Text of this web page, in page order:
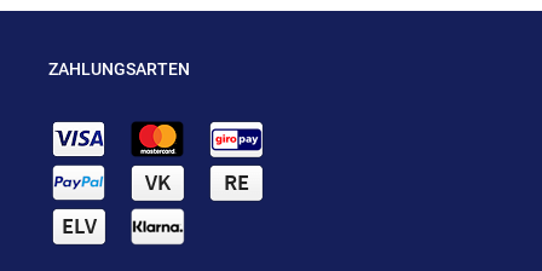
ZAHLUNGSARTEN